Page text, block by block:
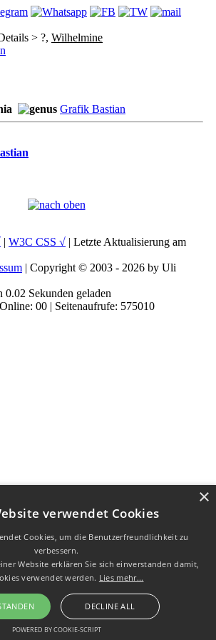
> ?, Wilhelmine
Grafik Bastian
| W3C CSS √ | Letzte Aktualisierung am
| Copyright © 2003 - 2026 by Uli
0.02 Sekunden geladen
00 | Seitenaufrufe: 575010
verwendet Cookies
Cookies, um die Benutzerfreundlichkeit zu
verbessern.
Website erklären Sie sich einverstanden damit,
verwendet werden. Lies mehr...
DECLINE ALL
POWERED BY COOKIE-SCRIPT
×